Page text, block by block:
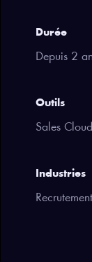
Durée
Depuis 2
Outils
Sales
Industries